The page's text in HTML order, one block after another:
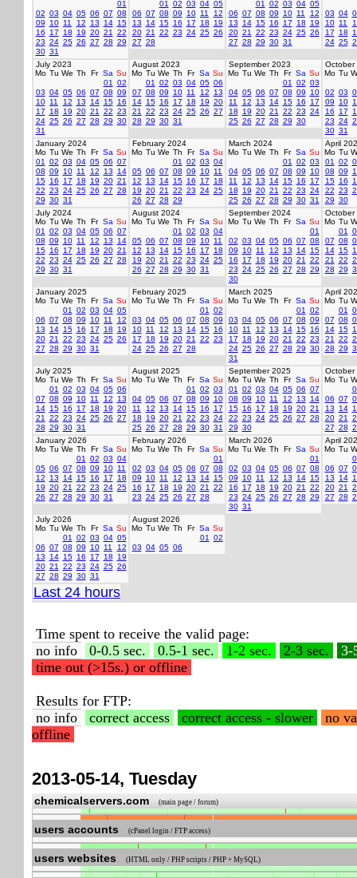
01
02 03 04 05 06 07 08
09
10 11 12 13 14 15
16
17 18 19 20 21
22
23 24 25 26 27 28 29
30 31
01 02 03 04 05
06 07 08 09 10 11
12
13
14 15 16 17 18
19
20 21 22 23 24 25 26
27 28
01 02 03 04 05
06 07 08 09 10 11
12
13
14 15 16 17 18
19
20 21 22 23 24 25 26
27 28 29 30 31
03 04
10 11
17
18
24 25
July 2023
Mo Tu We Th Fr Sa Su
01
02
03 04 05 06 07 08 09
10 11 12 13 14 15 16
17
18 19 20 21 22 23
24 25 26 27 28 29 30
31
August 2023
Mo Tu We Th Fr Sa Su
01
02 03 04 05 06
07 08 09 10 11 12
13
14 15 16 17 18 19 20
21
22 23 24 25 26 27
28 29 30 31
September 2023
Mo Tu We Th Fr Sa Su
01
02 03
04 05 06 07 08 09
10
11
12 13 14 15 16
17
18
19 20 21 22 23 24
25 26 27 28 29 30
October
Mo Tu
02 03
09
10
16
17
23 24
30 31
January 2024
Mo Tu We Th Fr Sa Su
01
02 03 04 05 06 07
08 09 10 11 12 13
14
15 16 17 18 19 20 21
22 23 24 25 26 27 28
29 30 31
February 2024
Mo Tu We Th Fr Sa Su
01
02 03 04
05 06 07 08 09 10 11
12
13 14 15 16 17
18
19 20 21 22 23 24 25
26 27 28 29
March 2024
Mo Tu We Th Fr Sa Su
01
02 03
04 05 06 07 08 09
10
11
12 13 14 15 16
17
18
19 20 21 22 23 24
25 26 27 28 29 30 31
April
Mo Tu
01
02
08 09
15 16
22 23
29 30
July 2024
Mo Tu We Th Fr Sa Su
01
02 03 04 05 06 07
08 09 10 11 12 13
14
15 16 17 18 19 20 21
22 23 24 25 26 27 28
29 30 31
August 2024
Mo Tu We Th Fr Sa Su
01
02 03 04
05 06 07 08 09 10 11
12
13 14 15 16 17
18
19 20 21 22 23 24 25
26 27 28 29 30 31
September 2024
Mo Tu We Th Fr Sa Su
01
02 03 04 05 06 07 08
09
10 11 12 13 14 15
16
17 18 19 20 21
22
23 24 25 26 27 28 29
30
October
Mo Tu
01
07 08
14 15
21
22
28 29
January 2025
Mo Tu We Th Fr Sa Su
01
02 03 04 05
06 07 08 09 10 11
12
13
14 15 16 17 18
19
20 21 22 23 24 25 26
27 28 29 30 31
February 2025
Mo Tu We Th Fr Sa Su
01
02
03 04 05 06 07 08 09
10 11 12 13 14 15 16
17
18 19 20 21 22 23
24 25 26 27 28
March 2025
Mo Tu We Th Fr Sa Su
01
02
03 04 05 06 07 08 09
10 11 12 13 14 15 16
17
18 19 20 21 22 23
24 25 26 27 28 29 30
31
April
Mo Tu
01
07 08
14 15
21
22
28 29
July 2025
Mo Tu We Th Fr Sa Su
01
02 03 04 05 06
07 08 09 10 11 12
13
14 15 16 17 18 19 20
21
22 23 24 25 26 27
28 29 30 31
August 2025
Mo Tu We Th Fr Sa Su
01
02 03
04 05 06 07 08 09
10
11
12 13 14 15 16
17
18
19 20 21 22 23 24
25 26 27 28 29 30 31
September 2025
Mo Tu We Th Fr Sa Su
01
02 03 04 05 06 07
08 09 10 11 12 13
14
15 16 17 18 19 20 21
22 23 24 25 26 27 28
29 30
October
Mo Tu
06 07
13
14
20 21
27 28
January 2026
Mo Tu We Th Fr Sa Su
01
02 03 04
05 06 07 08 09 10 11
12
13 14 15 16 17
18
19 20 21 22 23 24 25
26 27 28 29 30 31
February 2026
Mo Tu We Th Fr Sa Su
01
02 03 04 05 06 07 08
09
10 11 12 13 14 15
16
17 18 19 20 21
22
23 24 25 26 27 28
March 2026
Mo Tu We Th Fr Sa Su
01
02 03 04 05 06 07 08
09
10 11 12 13 14 15
16
17 18 19 20 21
22
23 24 25 26 27 28 29
30 31
April
Mo Tu
06 07
13
14
20 21
27 28
July 2026
Mo Tu We Th Fr Sa Su
01
02 03 04 05
06 07 08 09 10 11
12
13
14 15 16 17 18
19
20 21 22 23 24 25 26
27 28 29 30 31
August 2026
Mo Tu We Th Fr Sa Su
01
02
03 04 05 06
Last 24 hours
Time spent to receive the valid page:
no info
0-0.5 sec. 0.5-1 sec. 1-2 sec. 2-3 sec.
3-
time out (>15s.) or offline
Results for FTP:
no info
correct access correct access - slower
no
offline
2013-05-14, Tuesday
chemicalservers.com (main page / forum)
users accounts (cPanel login / FTP access)
users websites (HTML only / PHP scripts / PHP + MySQL)